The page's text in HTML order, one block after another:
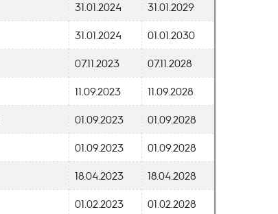
31.01.2024
31.01.2029
31.01.2024
01.01.2030
07.11.2023
07.11.2028
11.09.2023
11.09.2028
01.09.2023
01.09.2028
01.09.2023
01.09.2028
18.04.2023
18.04.2028
01.02.2023 01.02.2028